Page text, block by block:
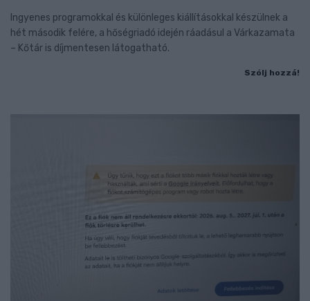
Ingyenes programokkal és különleges kiállításokkal készülnek a
hét második felére, a hőségriadó idején ráadásul a Várkazamata
– Kőtár is díjmentesen látogatható.
Szólj hozzá!